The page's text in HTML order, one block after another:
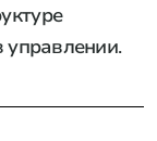
управлении.